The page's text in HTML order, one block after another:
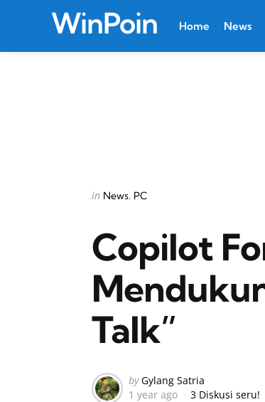
WinPoin Home News
Categories
Posted
in News PC
Copilot
Talk”
Posted
by
by Gylang Satria
1 year ago
3 Diskusi seru!